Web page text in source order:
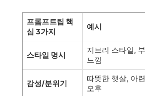
프롬프트팁 핵
심 3가지
예시
스타일 명시
지브리 스타일,
느낌
감성/분위기
따뜻한 햇살, 아
오후